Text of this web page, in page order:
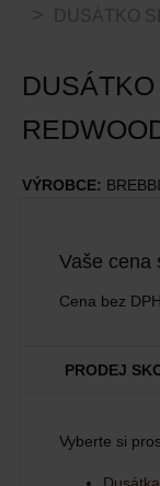
DUSÁTKO
VÝROBCE:
Vaše cena
Cena bez
PRODEJ
Vyberte si